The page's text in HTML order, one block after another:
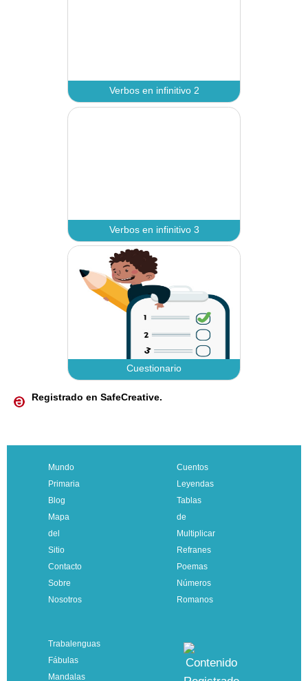
Registrado en SafeCreative.
Mundo
Primaria
Blog
Mapa
del
Sitio
Contacto
Sobre
Nosotros
Cuentos
Leyendas
Tablas
de
Multiplicar
Refranes
Poemas
Números
Romanos
Trabalenguas
Fábulas
Mandalas